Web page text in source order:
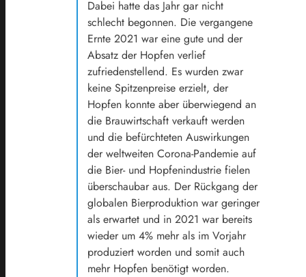
Dabei hatte das Jahr gar nicht
schlecht begonnen. Die vergangene
Ernte 2021 war eine gute und der
Absatz der Hopfen verlief
zufriedenstellend. Es wurden zwar
keine Spitzenpreise erzielt, der
Hopfen konnte aber überwiegend an
die Brauwirtschaft verkauft werden
und die befürchteten Auswirkungen
der weltweiten Corona-Pandemie auf
die Bier- und Hopfenindustrie fielen
überschaubar aus. Der Rückgang der
globalen Bierproduktion war geringer
als erwartet und in 2021 war bereits
wieder um 4% mehr als im Vorjahr
produziert worden und somit auch
mehr Hopfen benötigt worden.